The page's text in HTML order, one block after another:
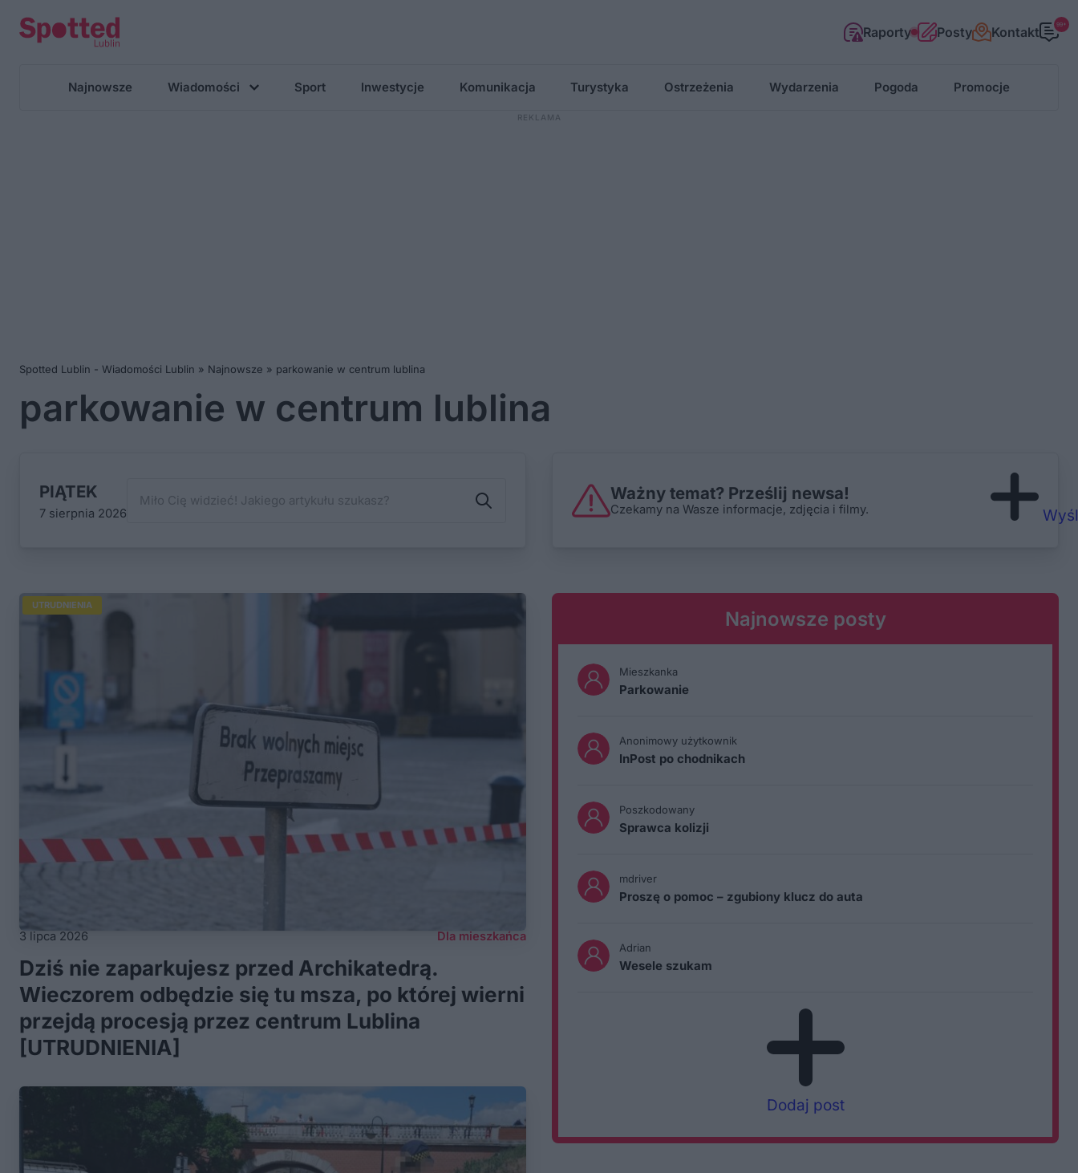
Raporty Posty Kontakt 99+
Najnowsze Wiadomości Sport Inwestycje Komunikacja Turystyka Ostrzeżenia Wydarzenia Pogoda Promocje
Spotted Lublin - Wiadomości Lublin » Najnowsze » parkowanie w centrum lublina
parkowanie w centrum lublina
PIĄTEK
7 sierpnia 2026
Ważny temat? Prześlij newsa!
Czekamy na Wasze informacje, zdjęcia i filmy.
UTRUDNIENIA
3 lipca 2026 Dla mieszkańca
Dziś nie zaparkujesz przed Archikatedrą.
Wieczorem odbędzie się tu msza, po której wierni
przejdą procesją przez centrum Lublina
[UTRUDNIENIA]
Najnowsze posty
Mieszkanka
Parkowanie
Anonimowy użytkownik
InPost po chodnikach
Poszkodowany
Sprawca kolizji
mdriver
Proszę o pomoc – zgubiony klucz do auta
Adrian
Wesele szukam
Dodaj post